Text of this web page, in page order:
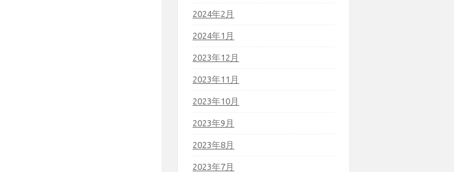
2024年2月
2024年1月
2023年12月
2023年11月
2023年10月
2023年9月
2023年8月
2023年7月